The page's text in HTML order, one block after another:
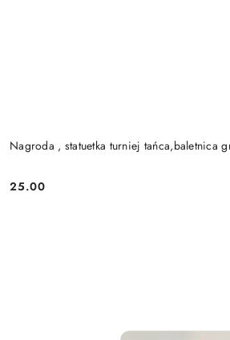
Nagroda , statuetka turniej tańca,baletnica
Cena:
25.00